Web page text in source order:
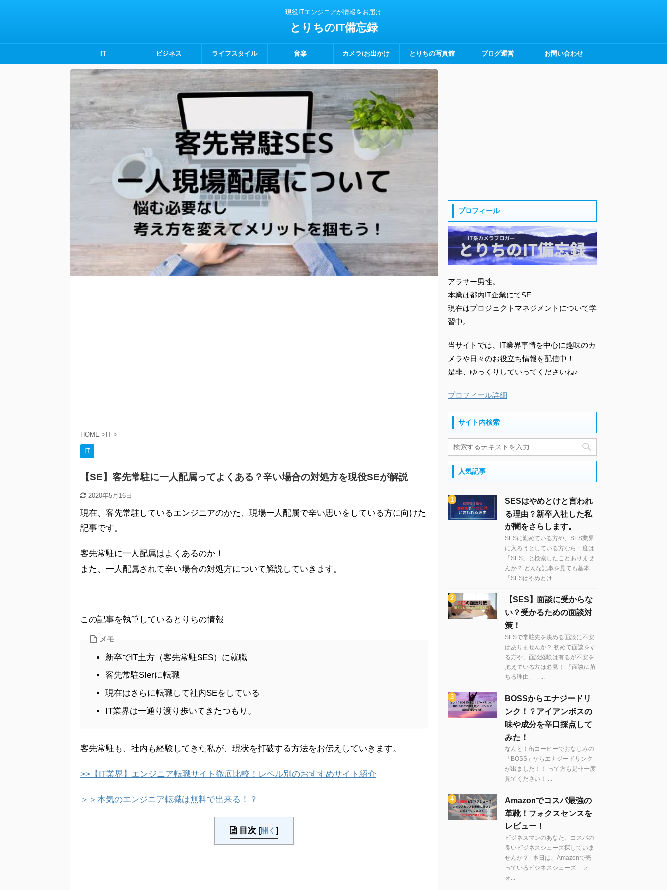
現役ITエンジニアが情報をお届け
とりちのIT備忘録
IT ビジネス ライフスタイル 音楽 カメラ/お出かけ とりちの写真館 ブログ運営 お問い合わせ
HOME > IT >
IT
【SE】客先常駐に一人配属ってよくある？辛い場合の対処方を現役SEが解説
2020年5月16日
現在、客先常駐しているエンジニアのかた、現場一人配属で辛い思いをしている方に向けた
記事です。
客先常駐に一人配属はよくあるのか！
また、一人配属されて辛い場合の対処方について解説していきます。
この記事を執筆しているとりちの情報
メモ
新卒でIT土方（客先常駐SES）に就職
客先常駐SIerに転職
現在はさらに転職して社内SEをしている
IT業界は一通り渡り歩いてきたつもり。
客先常駐も、社内も経験してきた私が、現状を打破する方法をお伝えしていきます。
>>【IT業界】エンジニア転職サイト徹底比較！レベル別のおすすめサイト紹介
＞＞本気のエンジニア転職は無料で出来る！？
目次 [開く ]
プロフィール
アラサー男性。
本業は都内IT企業にてSE
現在はプロジェクトマネジメントについて学
習中。
当サイトでは、IT業界事情を中心に趣味のカ
メラや日々のお役立ち情報を配信中！
是非、ゆっくりしていってくださいね♪
プロフィール詳細
サイト内検索
人気記事
SESはやめとけと言われ
る理由？新卒入社した私
が闇をさらします。
SESに勤めている方や、SES業界
に入ろうとしている方なら一度は
「SES」と検索したことありませ
んか？ どんな記事を見ても基本
「SESはやめとけ...
【SES】面談に受からな
い？受かるための面談対
策！
SESで常駐先を決める面談に不安
はありませんか？ 初めて面談をす
る方や、面談経験は有るが不安を
抱えている方は必見！ 「面談に落
ちる理由」「...
BOSSからエナジードリ
ンク！？アイアンボスの
味や成分を辛口採点して
みた！
なんと！缶コーヒーでおなじみの
「BOSS」からエナジードリンク
が出ました！！ って方も是非一度
見てください！ ...
Amazonでコスパ最強の
革靴！フォクスセンスを
レビュー！
ビジネスマンのあなた、コスパの
良いビジネスシューズ探していま
せんか？ 本日は、Amazonで売
っているビジネスシューズ「フ
ォ...